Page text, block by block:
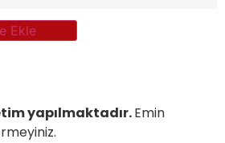
Ekle
yapılmaktadır.Emin